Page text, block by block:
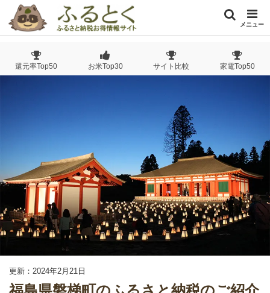
メニュー
還元率Top50 お米Top30 サイト比較 家電Top50
更新：2024年2月21日